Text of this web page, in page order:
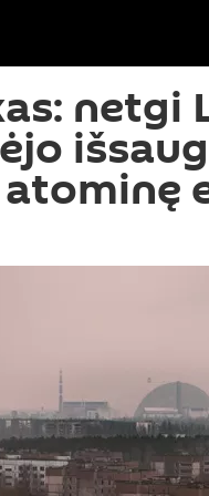
netgi